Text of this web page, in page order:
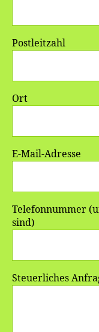
Postleitzahl
Ort
E-Mail-Adresse
Telefonnummer
sind)
Steuerliches